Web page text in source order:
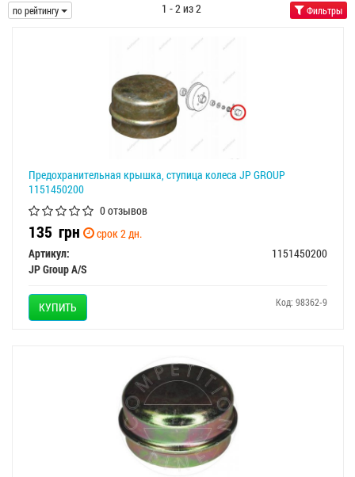
по рейтингу 1 - 2 из 2 Фильтры
Предохранительная крышка, ступица колеса JP GROUP
1151450200
0 отзывов
135 грн
срок 2 дн.
Артикул:
1151450200
JP Group A/S
КУПИТЬ Код: 98362-9